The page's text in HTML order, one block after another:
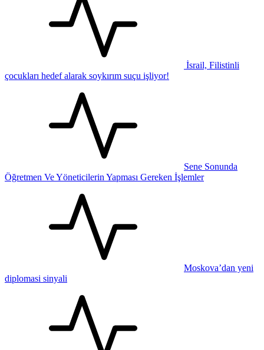
İsrail, Filistinli
çocukları hedef alarak soykırım suçu işliyor!
Sene Sonunda
Öğretmen Ve Yöneticilerin Yapması Gereken İşlemler
Moskova’dan yeni
diplomasi sinyali